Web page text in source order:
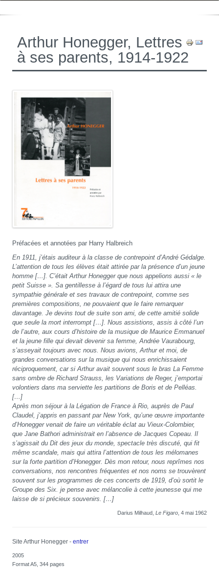
Arthur Honegger, Lettres
à ses parents, 1914-1922
Préfacées et annotées par Harry Halbreich
En 1911, j’étais auditeur à la classe de contrepoint d’André Gédalge.
L’attention de tous les élèves était attirée par la présence d’un jeune
homme […]. C’était Arthur Honegger que nous appelions aussi « le
petit Suisse ». Sa gentillesse à l’égard de tous lui attira une
sympathie générale et ses travaux de contrepoint, comme ses
premières compositions, ne pouvaient que le faire remarquer
davantage. Je devins tout de suite son ami, de cette amitié solide
que seule la mort interrompt […]. Nous assistions, assis à côté l’un
de l’autre, aux cours d’histoire de la musique de Maurice Emmanuel
et la jeune fille qui devait devenir sa femme, Andrée Vaurabourg,
s’asseyait toujours avec nous. Nous avions, Arthur et moi, de
grandes conversations sur la musique qui nous enrichissaient
réciproquement, car si Arthur avait souvent sous le bras La Femme
sans ombre de Richard Strauss, les Variations de Reger, j’emportai
volontiers dans ma serviette les partitions de Boris et de Pelléas.
[…]
Après mon séjour à la Légation de France à Rio, auprès de Paul
Claudel, j’appris en passant par New York, qu’une œuvre importante
d’Honegger venait de faire un véritable éclat au Vieux-Colombier,
que Jane Bathori administrait en l’absence de Jacques Copeau. Il
s’agissait du Dit des jeux du monde, spectacle très discuté, qui fit
même scandale, mais qui attira l’attention de tous les mélomanes
sur la forte partition d’Honegger. Dès mon retour, nous reprîmes nos
conversations, nos rencontres fréquentes et nos noms se trouvèrent
souvent sur les programmes de ces concerts de 1919, d’où sortit le
Groupe des Six. je pense avec mélancolie à cette jeunesse qui me
laisse de si précieux souvenirs. […]
Darius Milhaud, Le Figaro , 4 mai 1962
Site Arthur Honegger - entrer
2005
Format A5, 344 pages